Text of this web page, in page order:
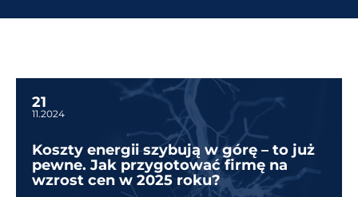
Poznaj nas
Kontakt
21
11.2024
Koszty energii szybują w górę – to już
pewne. Jak przygotować firmę na
wzrost cen w 2025 roku?